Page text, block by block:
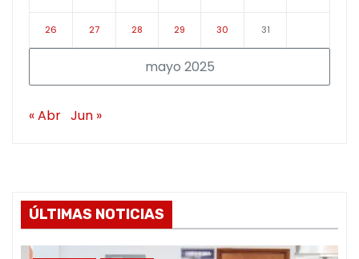
mayo 2025
26 27 28 29 30 31
« Abr Jun »
ÚLTIMAS NOTICIAS